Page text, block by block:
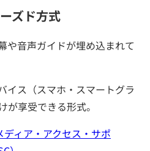
ズド方式
や音声ガイドが埋め込まれて
イス（スマホ・スマートグラ
が享受できる形式。
ディア・アクセス・サポ